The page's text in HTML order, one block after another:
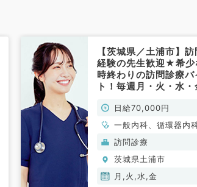
【茨城県／土浦市】
経験の先生歓迎★希少
時終わりの訪問診療バ
ト！毎週月・火・水・
～・半日勤務も相談可
（科目不問／非常勤）
日給70,000円
一般内科、循環器内
吸器内科、消化器内
分泌・代謝内科、腎臓
科、老年内科
訪問診療
茨城県土浦市
月,火,水,金